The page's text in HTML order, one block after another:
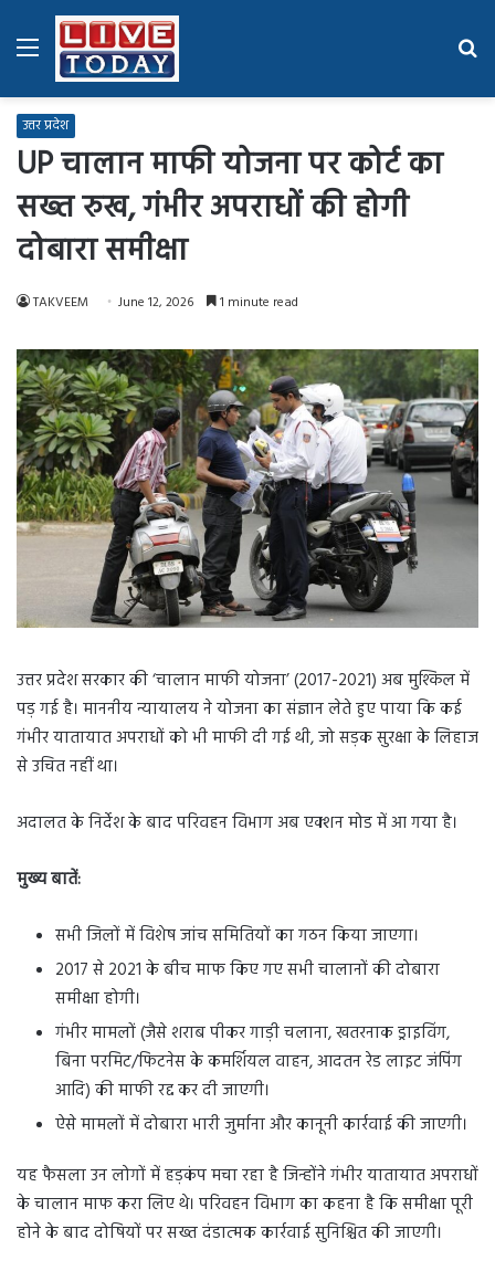
Menu
उत्तर प्रदेश
UP चालान माफी योजना पर कोर्ट का
सख्त रुख, गंभीर अपराधों की होगी
दोबारा समीक्षा
TAKVEEM June 12, 2026 1 minute read
उत्तर प्रदेश सरकार की ‘चालान माफी योजना’ (2017-2021) अब मुश्किल में
पड़ गई है। माननीय न्यायालय ने योजना का संज्ञान लेते हुए पाया कि कई
गंभीर यातायात अपराधों को भी माफी दी गई थी, जो सड़क सुरक्षा के लिहाज
से उचित नहीं था।
अदालत के निर्देश के बाद परिवहन विभाग अब एक्शन मोड में आ गया है।
मुख्य बातें:
सभी जिलों में विशेष जांच समितियों का गठन किया जाएगा।
2017 से 2021 के बीच माफ किए गए सभी चालानों की दोबारा
समीक्षा होगी।
गंभीर मामलों (जैसे शराब पीकर गाड़ी चलाना, खतरनाक ड्राइविंग,
बिना परमिट/फिटनेस के कमर्शियल वाहन, आदतन रेड लाइट जंपिंग
आदि) की माफी रद्द कर दी जाएगी।
ऐसे मामलों में दोबारा भारी जुर्माना और कानूनी कार्रवाई की जाएगी।
यह फैसला उन लोगों में हड़कंप मचा रहा है जिन्होंने गंभीर यातायात अपराधों
के चालान माफ करा लिए थे। परिवहन विभाग का कहना है कि समीक्षा पूरी
होने के बाद दोषियों पर सख्त दंडात्मक कार्रवाई सुनिश्चित की जाएगी।